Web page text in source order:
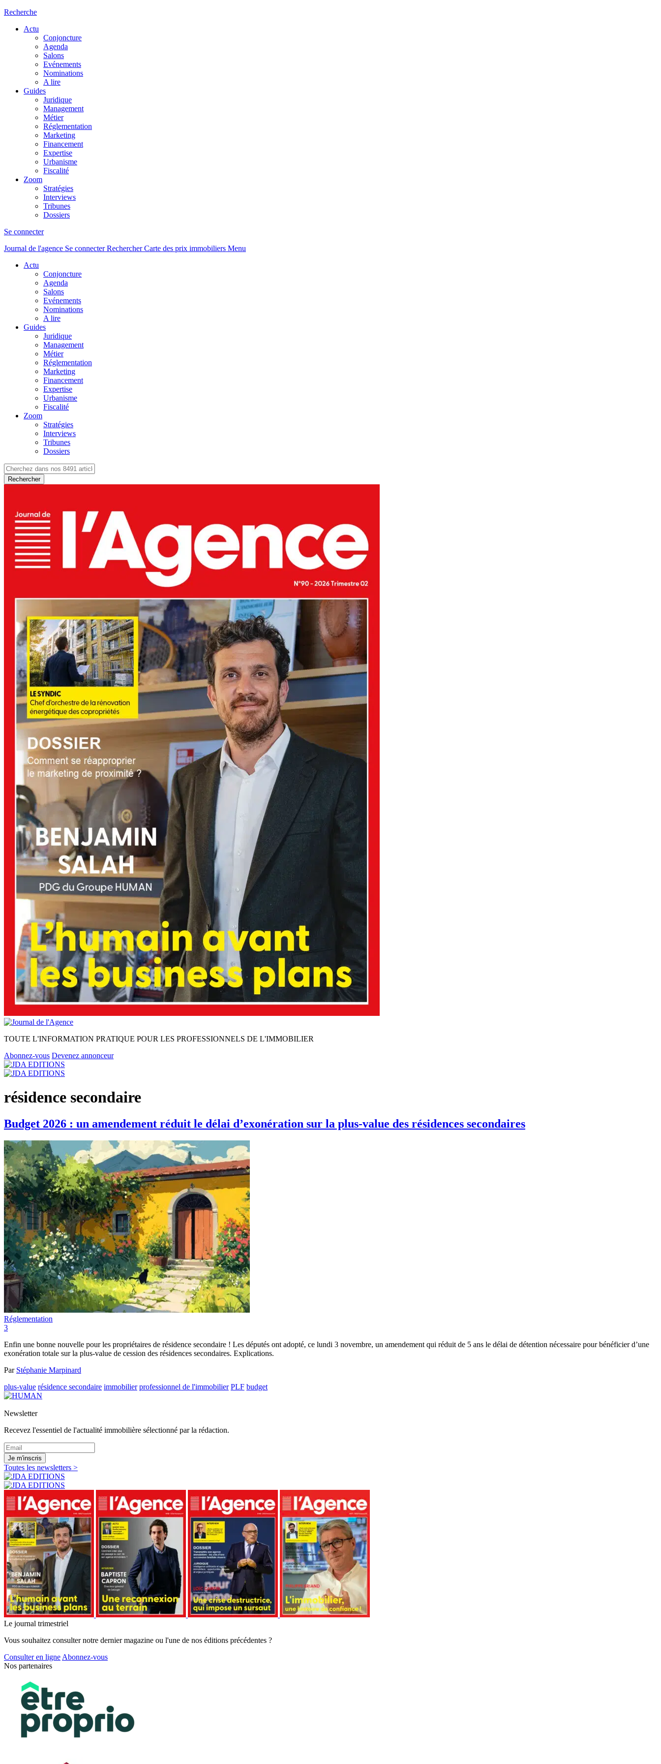
Recherche
Actu
Conjoncture
Agenda
Salons
Evénements
Nominations
A lire
Guides
Juridique
Management
Métier
Réglementation
Marketing
Financement
Expertise
Urbanisme
Fiscalité
Zoom
Stratégies
Interviews
Tribunes
Dossiers
Se connecter
Journal de l'agence Se connecterRechercher Carte des prix immobiliers Menu
Actu
Conjoncture
Agenda
Salons
Evénements
Nominations
A lire
Guides
Juridique
Management
Métier
Réglementation
Marketing
Financement
Expertise
Urbanisme
Fiscalité
Zoom
Stratégies
Interviews
Tribunes
Dossiers
Rechercher
TOUTE L'INFORMATION PRATIQUE POUR LES PROFESSIONNELS DE L'IMMOBILIER
Abonnez-vous Devenez annonceur
résidence secondaire
Budget 2026 : un amendement réduit le délai d’exonération sur la plus-value des résidences secondaires
Réglementation
3
Enfin une bonne nouvelle pour les propriétaires de résidence secondaire ! Les députés ont adopté, ce lundi 3 novembre, un amendement qui réduit de 5 ans le délai de détention nécessaire pour bénéficier d’une
exonération totale sur la plus-value de cession des résidences secondaires. Explications.
Par Stéphanie Marpinard
plus-value résidence secondaire immobilier professionnel de l'immobilier PLF budget
Newsletter
Recevez l'essentiel de l'actualité immobilière sélectionné par la rédaction.
Je m'inscris
Toutes les newsletters >
Le journal trimestriel
Vous souhaitez consulter notre dernier magazine ou l'une de nos éditions précédentes ?
Consulter en ligne Abonnez-vous
Nos partenaires